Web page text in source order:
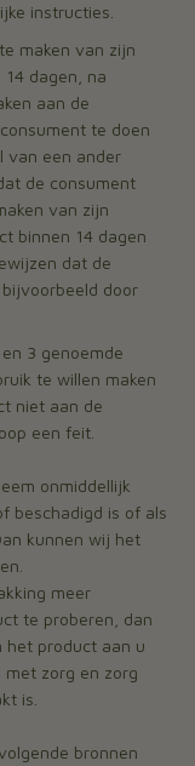
instructies.
maken van zijn
dagen, na
aan de
te doen
van een ander
de consument
van zijn
binnen 14 dagen
dat de
door
3 genoemde
te willen maken
niet aan de
een feit.
onmiddellijk
beschadigd is of als
kunnen wij het
meer
te proberen, dan
het product aan u
met zorg en zorg
is.
bronnen